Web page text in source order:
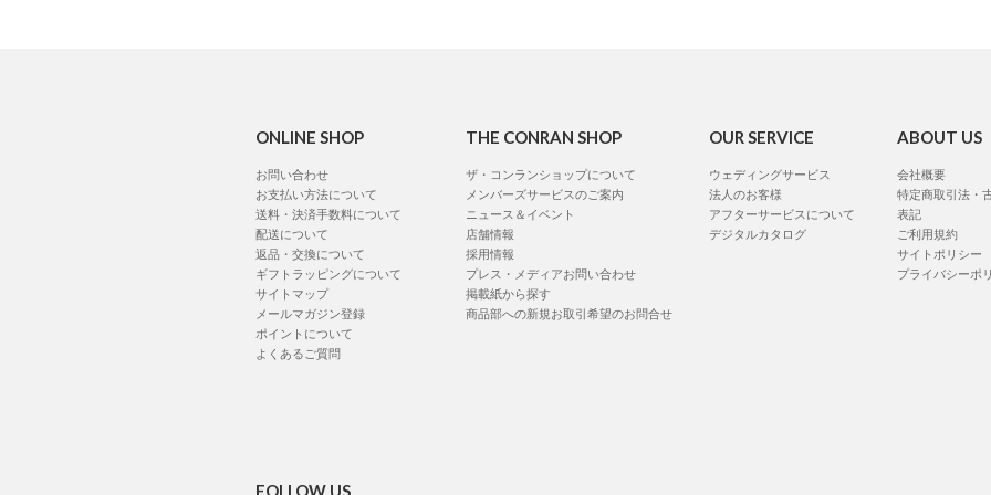
ONLINE SHOP
お問い合わせ
お支払い方法について
送料・決済手数料について
配送について
返品・交換について
ギフトラッピングについて
サイトマップ
メールマガジン登録
ポイントについて
よくあるご質問
THE CONRAN SHOP
ザ・コンランショップについて
メンバーズサービスのご案内
ニュース＆イベント
店舗情報
採用情報
プレス・メディアお問い合わせ
掲載紙から探す
商品部への新規お取引希望のお問合せ
OUR SERVICE
ウェディングサービス
法人のお客様
アフターサービスについて
デジタルカタログ
ABOUT US
会社概要
特定商取引法・
表記
ご利用規約
サイトポリシー
プライバシーポ
FOLLOW US